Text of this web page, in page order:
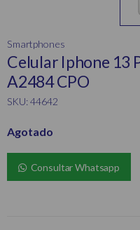
Smartphones
Celular Iphone 13
A2484 CPO
SKU: 44642
Agotado
Consultar Whatsapp